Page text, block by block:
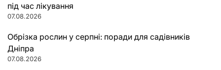
під час лікування
07.08.2026
Обрізка рослин у серпні: поради для садівників
Дніпра
07.08.2026